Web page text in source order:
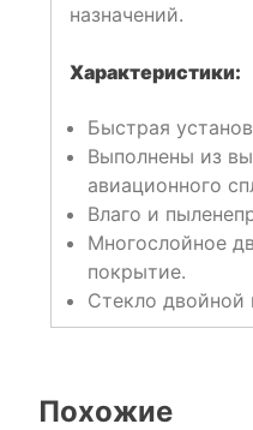
назначений.
Характеристики:
Быстрая
Выполнены из
авиационного
Влаго и
Многослойное
покрытие.
Стекло двойной
Похожие